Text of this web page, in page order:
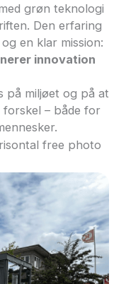
grøn teknologi
Den erfaring
en klar mission:
innovation
på miljøet og på at
– både for